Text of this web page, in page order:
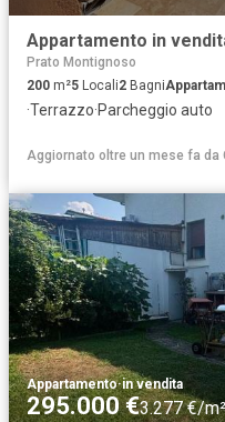
Prato Montignoso
200 m²5 Locali2 Bagni
·Terrazzo·Parcheggio auto
Aggiornato oltre un mese fa da
Appartamento·in vendita
295.000 €3.277 €/m²